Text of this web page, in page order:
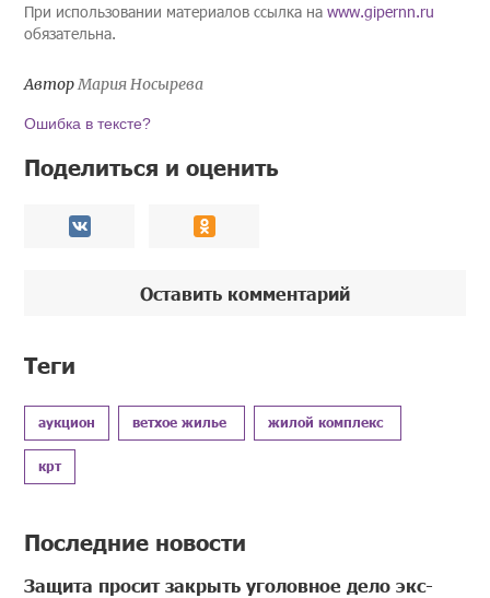
При использовании материалов ссылка наwww.gipernn.ru
обязательна.
АвторМария Носырева
Ошибка в тексте?
Поделиться и оценить
Оставить комментарий
Теги
аукцион ветхое жилье жилой комплекс
крт
Последние новости
Защита просит закрыть уголовное дело экс-